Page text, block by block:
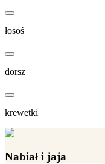
łosoś
dorsz
krewetki
Nabiał i jaja